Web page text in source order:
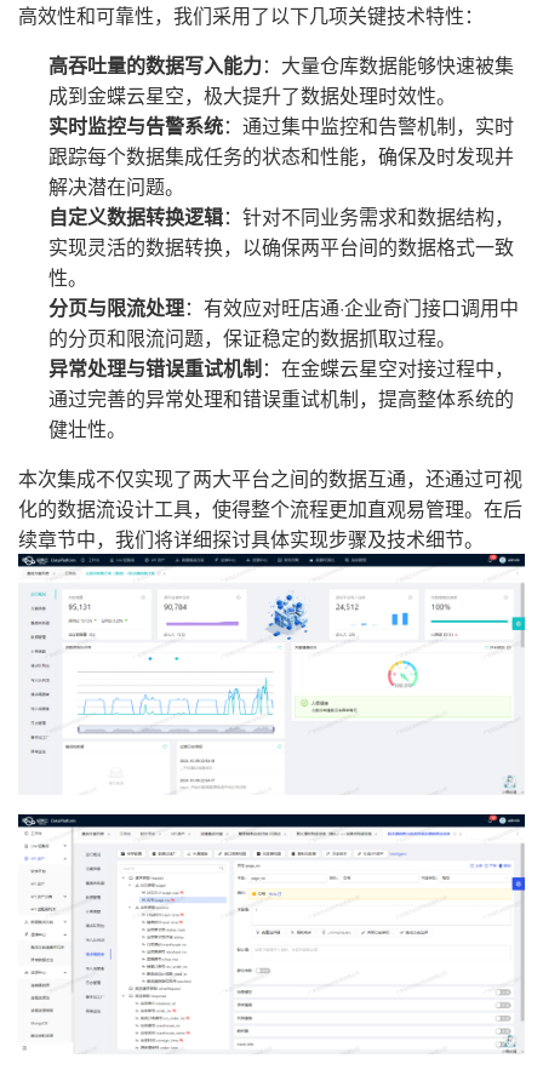
高效性和可靠性，我们采用了以下几项关键技术特性：
高吞吐量的数据写入能力：大量仓库数据能够快速被集
成到金蝶云星空，极大提升了数据处理时效性。
实时监控与告警系统：通过集中监控和告警机制，实时
跟踪每个数据集成任务的状态和性能，确保及时发现并
解决潜在问题。
自定义数据转换逻辑：针对不同业务需求和数据结构，
实现灵活的数据转换，以确保两平台间的数据格式一致
性。
分页与限流处理：有效应对旺店通·企业奇门接口调用中
的分页和限流问题，保证稳定的数据抓取过程。
异常处理与错误重试机制：在金蝶云星空对接过程中，
通过完善的异常处理和错误重试机制，提高整体系统的
健壮性。
本次集成不仅实现了两大平台之间的数据互通，还通过可视
化的数据流设计工具，使得整个流程更加直观易管理。在后
续章节中，我们将详细探讨具体实现步骤及技术细节。